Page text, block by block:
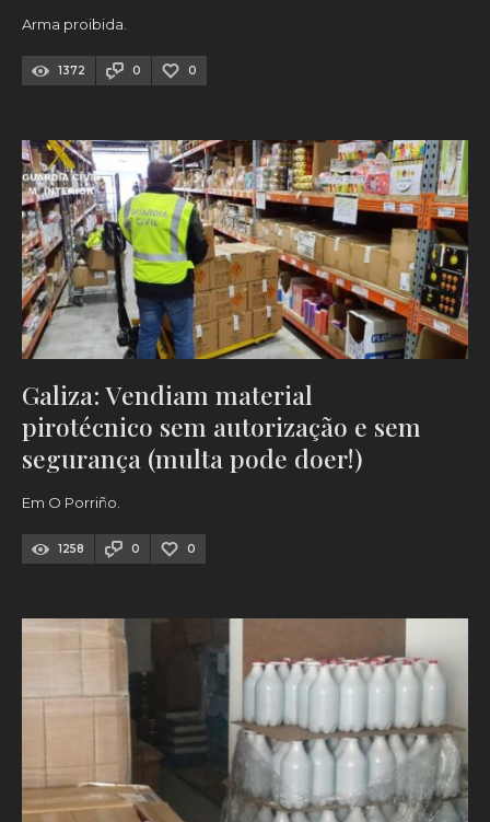
Arma proibida.
1372 0 0
Galiza: Vendiam material
pirotécnico sem autorização e sem
segurança (multa pode doer!)
Em O Porriño.
1258 0 0